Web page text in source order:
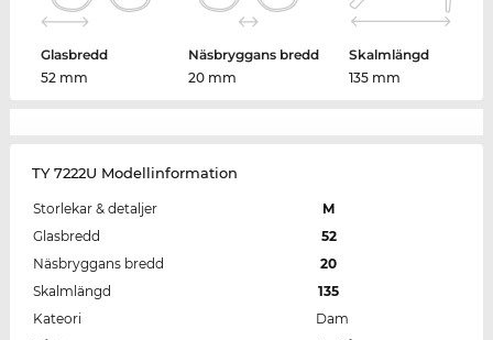
Glasbredd
52 mm
Näsbryggans bredd
20 mm
Skalmlängd
135 mm
TY 7222U Modellinformation
Storlekar & detaljer
M
Glasbredd
52
Näsbryggans bredd
20
Skalmlängd
135
Kateori
Dam